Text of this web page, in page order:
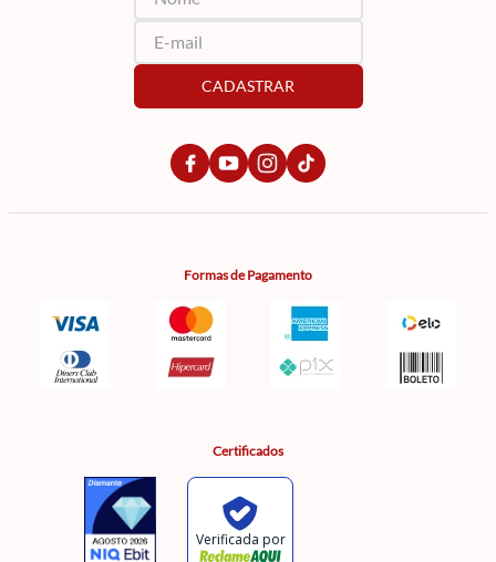
CADASTRAR
Formas de Pagamento
Certificados